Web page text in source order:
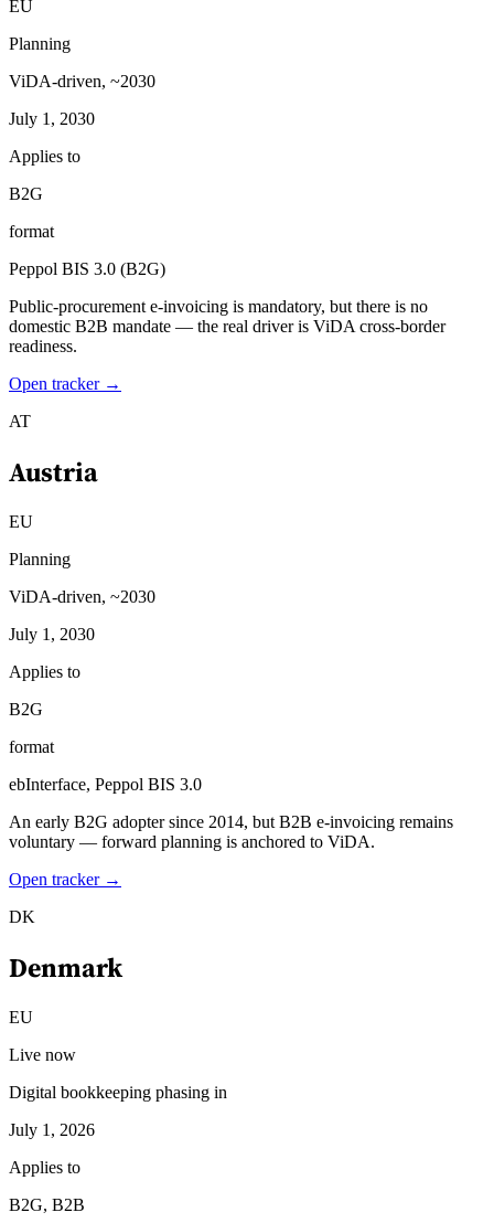
EU
Planning
ViDA-driven, ~2030
July 1, 2030
Applies to
B2G
format
Peppol BIS 3.0 (B2G)
Public-procurement e-invoicing is mandatory, but there is no
domestic B2B mandate — the real driver is ViDA cross-border
readiness.
Open tracker →
AT
Austria
EU
Planning
ViDA-driven, ~2030
July 1, 2030
Applies to
B2G
format
ebInterface, Peppol BIS 3.0
An early B2G adopter since 2014, but B2B e-invoicing remains
voluntary — forward planning is anchored to ViDA.
Open tracker →
DK
Denmark
EU
Live now
Digital bookkeeping phasing in
July 1, 2026
Applies to
B2G, B2B